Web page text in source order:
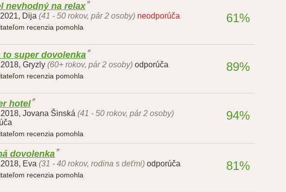
nevhodný na relax
, Dija (41 - 50 rokov, pár 2 osoby) neodporúča
recenzia pomohla
61%
to super dovolenka
, Gryzly (60+ rokov, pár 2 osoby) odporúča
recenzia pomohla
89%
hotel
, Jovana Šinská (41 - 50 rokov, pár 2 osoby)
recenzia pomohla
94%
dovolenka
, Eva (31 - 40 rokov, rodina s deťmi) odporúča
recenzia pomohla
81%